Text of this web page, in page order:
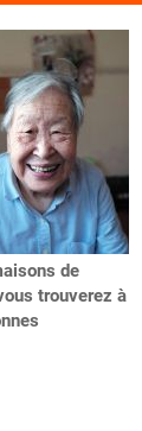
de
trouverez à